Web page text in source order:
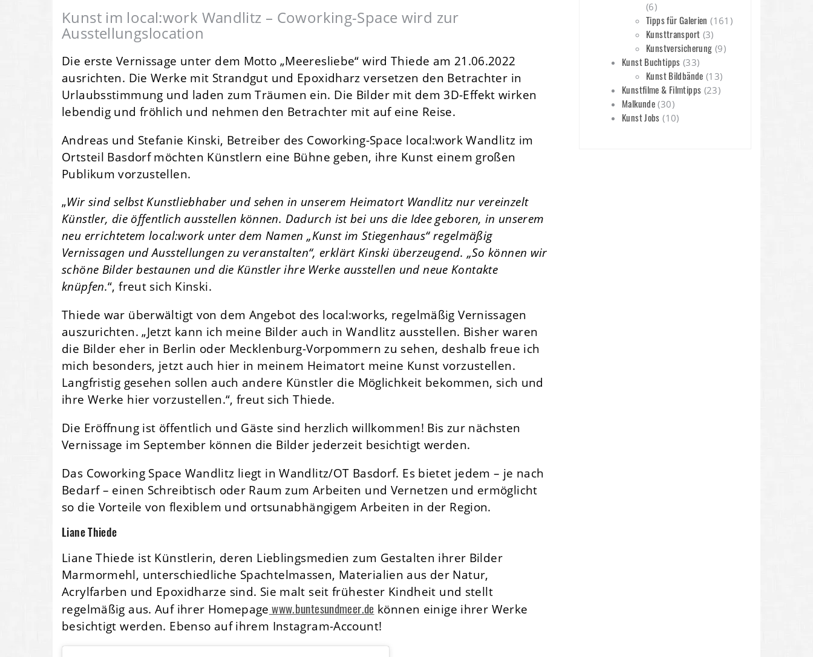
Kunst im local:work Wandlitz – Coworking-Space wird zur
Ausstellungslocation
Die erste Vernissage unter dem Motto „Meeresliebe“ wird Thiede am 21.06.2022
ausrichten. Die Werke mit Strandgut und Epoxidharz versetzen den Betrachter in
Urlaubsstimmung und laden zum Träumen ein. Die Bilder mit dem 3D-Effekt wirken
lebendig und fröhlich und nehmen den Betrachter mit auf eine Reise.
Andreas und Stefanie Kinski, Betreiber des Coworking-Space local:work Wandlitz im
Ortsteil Basdorf möchten Künstlern eine Bühne geben, ihre Kunst einem großen
Publikum vorzustellen.
„Wir sind selbst Kunstliebhaber und sehen in unserem Heimatort Wandlitz nur vereinzelt
Künstler, die öffentlich ausstellen können. Dadurch ist bei uns die Idee geboren, in unserem
neu errichtetem local:work unter dem Namen „Kunst im Stiegenhaus“ regelmäßig
Vernissagen und Ausstellungen zu veranstalten“, erklärt Kinski überzeugend. „So können wir
schöne Bilder bestaunen und die Künstler ihre Werke ausstellen und neue Kontakte
knüpfen.“, freut sich Kinski.
Thiede war überwältigt von dem Angebot des local:works, regelmäßig Vernissagen
auszurichten. „Jetzt kann ich meine Bilder auch in Wandlitz ausstellen. Bisher waren
die Bilder eher in Berlin oder Mecklenburg-Vorpommern zu sehen, deshalb freue ich
mich besonders, jetzt auch hier in meinem Heimatort meine Kunst vorzustellen.
Langfristig gesehen sollen auch andere Künstler die Möglichkeit bekommen, sich und
ihre Werke hier vorzustellen.“, freut sich Thiede.
Die Eröffnung ist öffentlich und Gäste sind herzlich willkommen! Bis zur nächsten
Vernissage im September können die Bilder jederzeit besichtigt werden.
Das Coworking Space Wandlitz liegt in Wandlitz/OT Basdorf. Es bietet jedem – je nach
Bedarf – einen Schreibtisch oder Raum zum Arbeiten und Vernetzen und ermöglicht
so die Vorteile von flexiblem und ortsunabhängigem Arbeiten in der Region.
Liane Thiede
Liane Thiede ist Künstlerin, deren Lieblingsmedien zum Gestalten ihrer Bilder
Marmormehl, unterschiedliche Spachtelmassen, Materialien aus der Natur,
Acrylfarben und Epoxidharze sind. Sie malt seit frühester Kindheit und stellt
regelmäßig aus. Auf ihrer Homepage www.buntesundmeer.de können einige ihrer Werke
besichtigt werden. Ebenso auf ihrem Instagram-Account!
(6)
Tipps für Galerien (161)
Kunsttransport (3)
Kunstversicherung (9)
Kunst Buchtipps (33)
Kunst Bildbände (13)
Kunstfilme & Filmtipps (23)
Malkunde (30)
Kunst Jobs (10)